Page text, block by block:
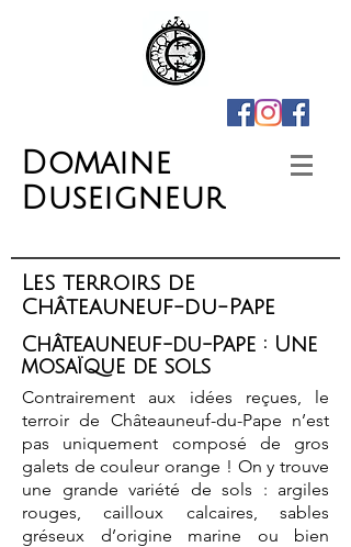
Domaine
Duseigneur
Les terroirs de
Châteauneuf-du-Pape
Châteauneuf-du-Pape : Une
mosaïque de sols
Contrairement aux idées reçues, le
terroir de Châteauneuf-du-Pape n’est
pas uniquement composé de gros
galets de couleur orange ! On y trouve
une grande variété de sols : argiles
rouges, cailloux calcaires, sables
gréseux d’origine marine ou bien